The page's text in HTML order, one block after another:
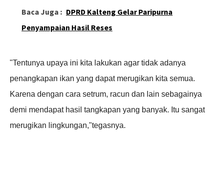
Baca Juga : DPRD Kalteng Gelar Paripurna
Penyampaian Hasil Reses
"Tentunya upaya ini kita lakukan agar tidak adanya
penangkapan ikan yang dapat merugikan kita semua.
Karena dengan cara setrum, racun dan lain sebagainya
demi mendapat hasil tangkapan yang banyak. Itu sangat
merugikan lingkungan,"tegasnya.